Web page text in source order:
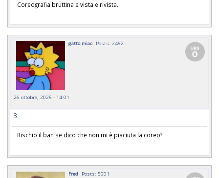
Coreografia bruttina e vista e rivista.
gatto miao Posts: 2452
26 ottobre, 2025 - 14:01
3
Rischio il ban se dico che non mi è piaciuta la coreo?
Fred Posts: 5001